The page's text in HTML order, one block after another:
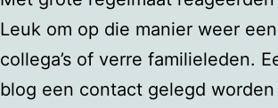
Leuk om op die manier weer
collega’s of verre familieleden.
blog een contact gelegd